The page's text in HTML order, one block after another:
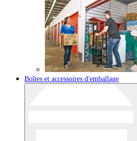
Boîtes et accessoires d'emballage